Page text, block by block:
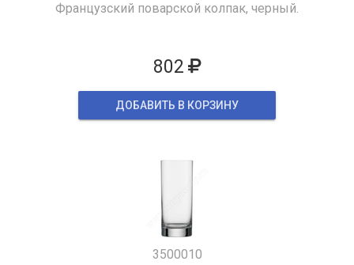
Французский поварской колпак, черный.
802
ДОБАВИТЬ В КОРЗИНУ
3500010